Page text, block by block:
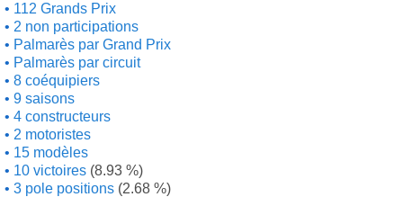
112 Grands Prix
2 non participations
Palmarès par Grand Prix
Palmarès par circuit
8 coéquipiers
9 saisons
4 constructeurs
2 motoristes
15 modèles
10 victoires (8.93 %)
3 pole positions (2.68 %)